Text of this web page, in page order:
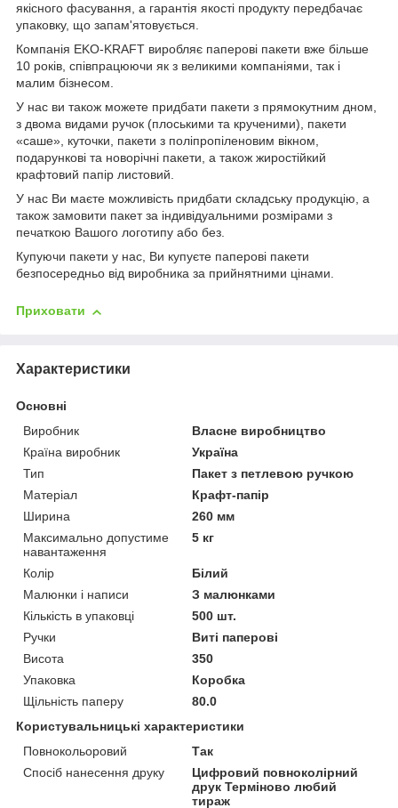
якісного фасування, а гарантія якості продукту передбачає
упаковку, що запам'ятовується.
Компанія EKO-KRAFT виробляє паперові пакети вже більше
10 років, співпрацюючи як з великими компаніями, так і
малим бізнесом.
У нас ви також можете придбати пакети з прямокутним дном,
з двома видами ручок (плоськими та крученими), пакети
«саше», куточки, пакети з поліпропіленовим вікном,
подарункові та новорічні пакети, а також жиростійкий
крафтовий папір листовий.
У нас Ви маєте можливість придбати складську продукцію, а
також замовити пакет за індивідуальними розмірами з
печаткою Вашого логотипу або без.
Купуючи пакети у нас, Ви купуєте паперові пакети
безпосередньо від виробника за прийнятними цінами.
Приховати
Характеристики
Основні
Виробник
Власне виробництво
Країна виробник
Україна
Тип
Пакет з петлевою ручкою
Матеріал
Крафт-папір
Ширина
260 мм
Максимально допустиме
навантаження
5 кг
Колір
Білий
Малюнки і написи
З малюнками
Кількість в упаковці
500 шт.
Ручки
Виті паперові
Висота
350
Упаковка
Коробка
Щільність паперу
80.0
Користувальницькі характеристики
Повнокольоровий
Так
Спосіб нанесення друку
Цифровий повноколірний
друк Терміново любий
тираж